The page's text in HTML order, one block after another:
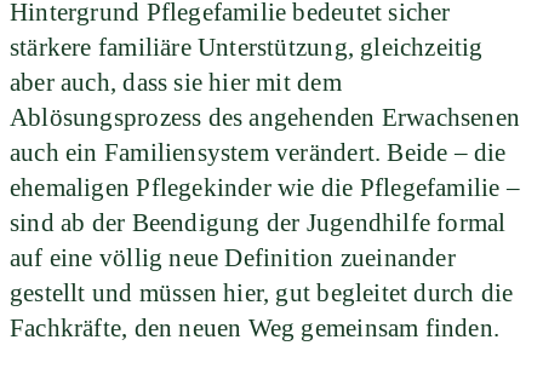
Hintergrund Pflegefamilie bedeutet sicher
stärkere familiäre Unterstützung, gleichzeitig
aber auch, dass sie hier mit dem
Ablösungsprozess des angehenden Erwachsenen
auch ein Familiensystem verändert. Beide – die
ehemaligen Pflegekinder wie die Pflegefamilie –
sind ab der Beendigung der Jugendhilfe formal
auf eine völlig neue Definition zueinander
gestellt und müssen hier, gut begleitet durch die
Fachkräfte, den neuen Weg gemeinsam finden.